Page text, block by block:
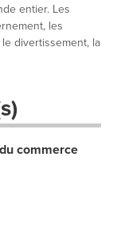
entier. Les
les
divertissement, la
commerce